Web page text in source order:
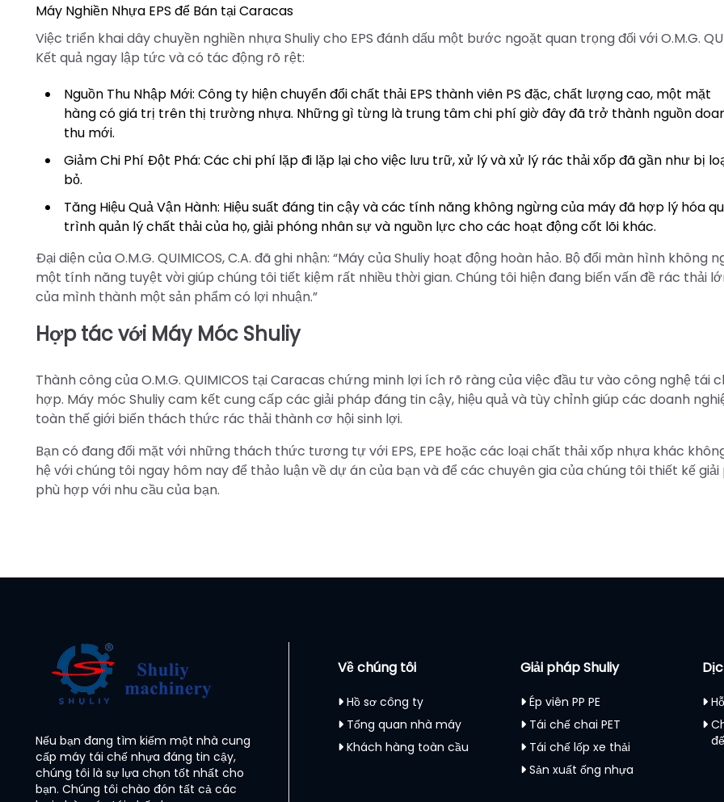
Máy Nghiền Nhựa EPS để Bán tại Caracas
Việc triển khai dây chuyền nghiền nhựa Shuliy cho EPS đánh dấu một bước ngoặt quan trọng đối với O.M.G.
Kết quả ngay lập tức và có tác động rõ rệt:
Nguồn Thu Nhập Mới: Công ty hiện chuyển đổi chất thải EPS thành viên PS đặc, chất lượng cao, một mặt
hàng có giá trị trên thị trường nhựa. Những gì từng là trung tâm chi phí giờ đây đã trở thành nguồn
thu mới.
Giảm Chi Phí Đột Phá: Các chi phí lặp đi lặp lại cho việc lưu trữ, xử lý và xử lý rác thải xốp đã gần như bị
bỏ.
Tăng Hiệu Quả Vận Hành: Hiệu suất đáng tin cậy và các tính năng không ngừng của máy đã hợp lý hóa
trình quản lý chất thải của họ, giải phóng nhân sự và nguồn lực cho các hoạt động cốt lõi khác.
Đại diện của O.M.G. QUIMICOS, C.A. đã ghi nhận: “Máy của Shuliy hoạt động hoàn hảo. Bộ đổi màn hình không
một tính năng tuyệt vời giúp chúng tôi tiết kiệm rất nhiều thời gian. Chúng tôi hiện đang biến vấn đề rác thải
của mình thành một sản phẩm có lợi nhuận.”
Hợp tác với Máy Móc Shuliy
Thành công của O.M.G. QUIMICOS tại Caracas chứng minh lợi ích rõ ràng của việc đầu tư vào công nghệ tái
hợp. Máy móc Shuliy cam kết cung cấp các giải pháp đáng tin cậy, hiệu quả và tùy chỉnh giúp các doanh
toàn thế giới biến thách thức rác thải thành cơ hội sinh lợi.
Bạn có đang đối mặt với những thách thức tương tự với EPS, EPE hoặc các loại chất thải xốp nhựa khác
hệ với chúng tôi ngay hôm nay để thảo luận về dự án của bạn và để các chuyên gia của chúng tôi thiết kế
phù hợp với nhu cầu của bạn.
Nếu bạn đang tìm kiếm một nhà cung
cấp máy tái chế nhựa đáng tin cậy,
chúng tôi là sự lựa chọn tốt nhất cho
bạn. Chúng tôi chào đón tất cả các
Về chúng tôi
Hồ sơ công ty
Tổng quan nhà máy
Khách hàng toàn cầu
Giải pháp Shuliy
Ép viên PP PE
Tái chế chai PET
Tái chế lốp xe thải
Sản xuất ống nhựa